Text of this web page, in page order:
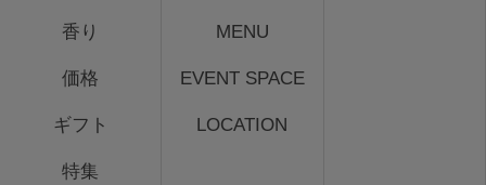
香り
価格
ギフト
特集
MENU
EVENT SPACE
LOCATION